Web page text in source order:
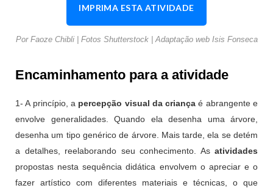
IMPRIMA ESTA ATIVIDADE
Por Faoze Chibli | Fotos Shutterstock | Adaptação web Isis Fonseca
Encaminhamento para a atividade
1- A princípio, a percepção visual da criança é abrangente e
envolve generalidades. Quando ela desenha uma árvore,
desenha um tipo genérico de árvore. Mais tarde, ela se detém
a detalhes, reelaborando seu conhecimento. As atividades
propostas nesta sequência didática envolvem o apreciar e o
fazer artístico com diferentes materiais e técnicas, o que